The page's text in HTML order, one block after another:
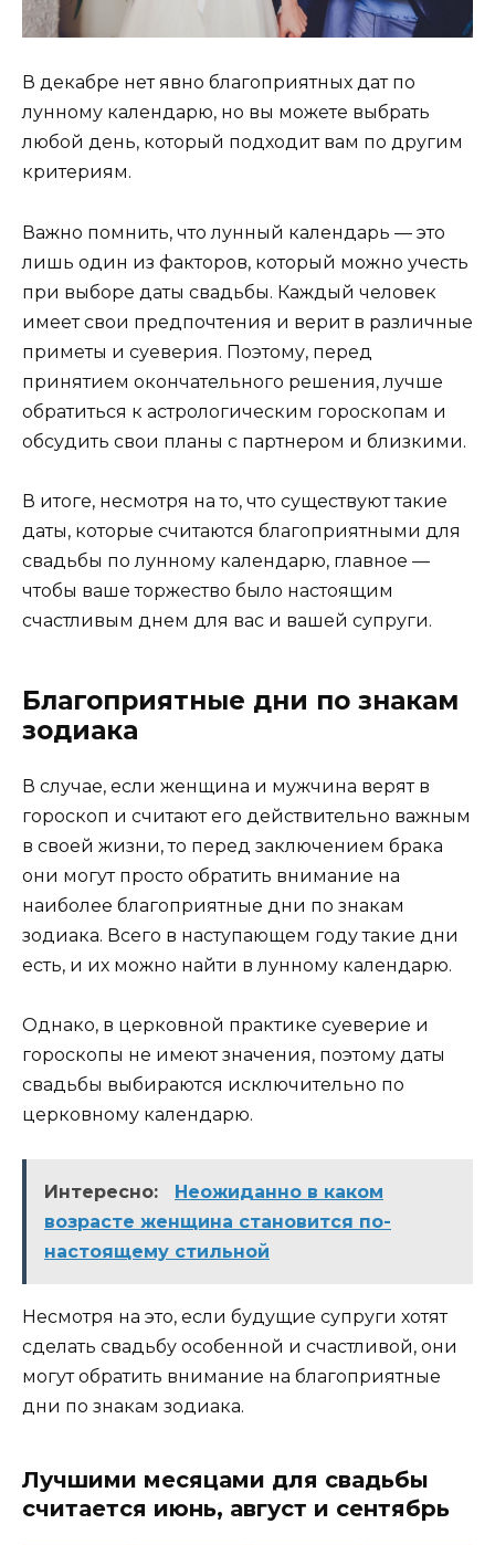
В декабре нет явно благоприятных дат по
лунному календарю, но вы можете выбрать
любой день, который подходит вам по другим
критериям.
Важно помнить, что лунный календарь — это
лишь один из факторов, который можно учесть
при выборе даты свадьбы. Каждый человек
имеет свои предпочтения и верит в различные
приметы и суеверия. Поэтому, перед
принятием окончательного решения, лучше
обратиться к астрологическим гороскопам и
обсудить свои планы с партнером и близкими.
В итоге, несмотря на то, что существуют такие
даты, которые считаются благоприятными для
свадьбы по лунному календарю, главное —
чтобы ваше торжество было настоящим
счастливым днем для вас и вашей супруги.
Благоприятные дни по знакам
зодиака
В случае, если женщина и мужчина верят в
гороскоп и считают его действительно важным
в своей жизни, то перед заключением брака
они могут просто обратить внимание на
наиболее благоприятные дни по знакам
зодиака. Всего в наступающем году такие дни
есть, и их можно найти в лунному календарю.
Однако, в церковной практике суеверие и
гороскопы не имеют значения, поэтому даты
свадьбы выбираются исключительно по
церковному календарю.
Интересно:
Неожиданно в каком
возрасте женщина становится по-
настоящему стильной
Несмотря на это, если будущие супруги хотят
сделать свадьбу особенной и счастливой, они
могут обратить внимание на благоприятные
дни по знакам зодиака.
Лучшими месяцами для свадьбы
считается июнь, август и сентябрь